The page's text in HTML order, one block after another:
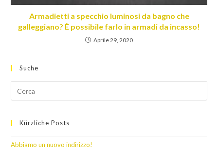
Armadietti a specchio luminosi da bagno che
galleggiano? È possibile farlo in armadi da incasso!
Aprile 29, 2020
Suche
Kürzliche Posts
Abbiamo un nuovo indirizzo!